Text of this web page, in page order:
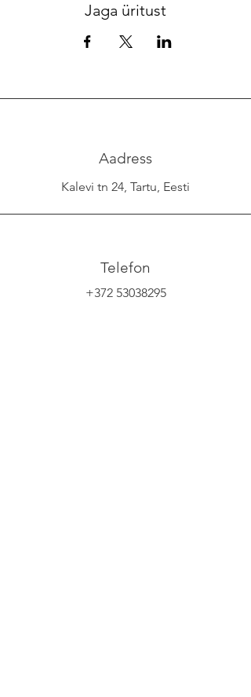
Jaga üritust
Aadress
Kalevi tn 24, Tartu, Eesti
Telefon
+372 53038295